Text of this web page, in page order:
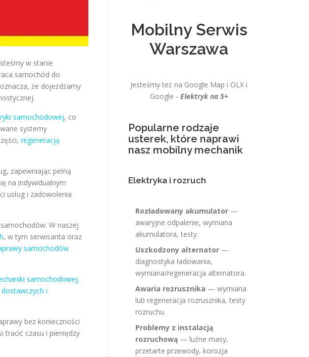
w stanie
samochód do
że dojeżdżamy
samochodowej, co
systemy
regeneracją
zapewniając pełną
na indywidualnym
usług i zadowolenia
W naszej
, w tym serwisanta oraz
samochodów
samochodowej.
dostawczych i
bez konieczności
tracić czasu i pieniędzy
Mobilny Serwis
Warszawa
Jesteśmy też na Google Map i OLX i
Google - Elektryk na 5+
Popularne rodzaje
usterek, które naprawi
nasz mobilny mechanik
Elektryka i rozruch
Rozładowany akumulator —
awaryjne odpalenie, wymiana
akumulatora, testy.
Uszkodzony alternator —
diagnostyka ładowania,
wymiana/regeneracja alternatora.
Awaria rozrusznika — wymiana
lub regeneracja rozrusznika, testy
rozruchu.
Problemy z instalacją
rozruchową — luźne masy,
przetarte przewody, korozja